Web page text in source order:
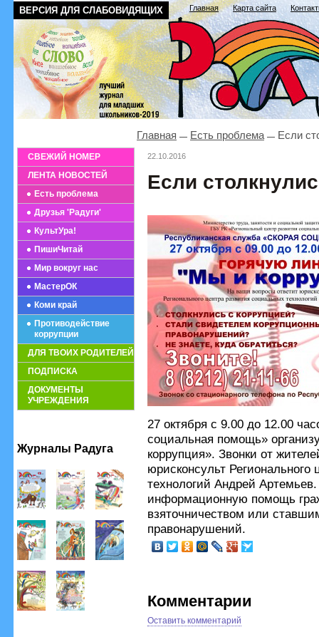
ВЕРСИЯ ДЛЯ СЛАБОВИДЯЩИХ Главная Карта сайта
СВЕЖИЙ НОМЕР
ЛЕНТА НОВОСТЕЙ
Есть проблема
Друзья 'Радуги'
КультУра!
ПишиЧитай
Мир вокруг нас
МастерОК
Коми край
Противодействие
коррупции
ДЛЯ ТВОИХ РОДИТЕЛЕЙ
ПОДПИСКА
ДОКУМЕНТЫ
УЧРЕЖДЕНИЯ
Журналы Радуга
Главная Есть проблема Если
22.10.2016
Если
27 октября с 9.00 до 12.00
социальная помощь»
коррупция». Звонки от
юрисконсульт
технологий Андрей
информационную помощь
взяточничеством или
правонарушений.
Комментарии
Оставить комментарий